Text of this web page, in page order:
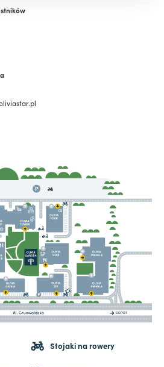
Stojaki na rowery